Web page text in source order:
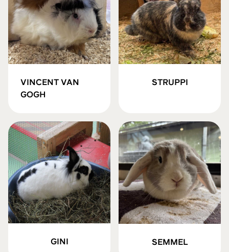
VINCENT VAN
GOGH
STRUPPI
GINI SEMMEL